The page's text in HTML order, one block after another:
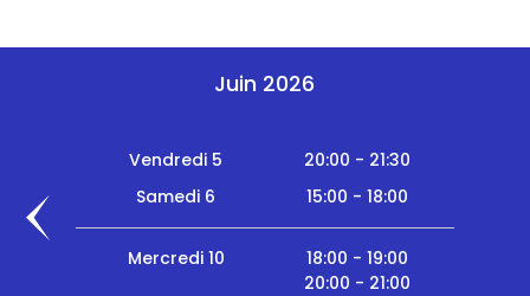
Juin 2026
Vendredi 5
20:00 - 21:30
Samedi 6
15:00 - 18:00
Mercredi 10
18:00 - 19:00
20:00 - 21:00